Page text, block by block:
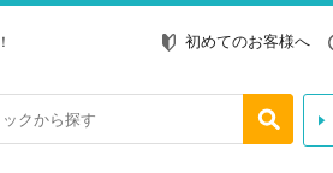
初めてのお客様へ